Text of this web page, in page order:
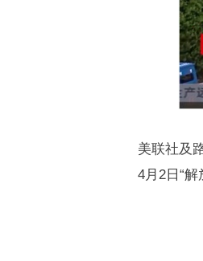
美联社及
4月 2 日“